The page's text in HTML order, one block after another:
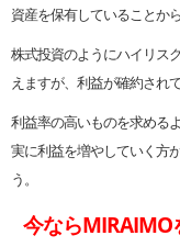
資産を保有していることか
株式投資のようにハイリス
えますが、利益が確約され
利益率の高いものを求める
実に利益を増やしていく方
う。
今ならMIRAIMO